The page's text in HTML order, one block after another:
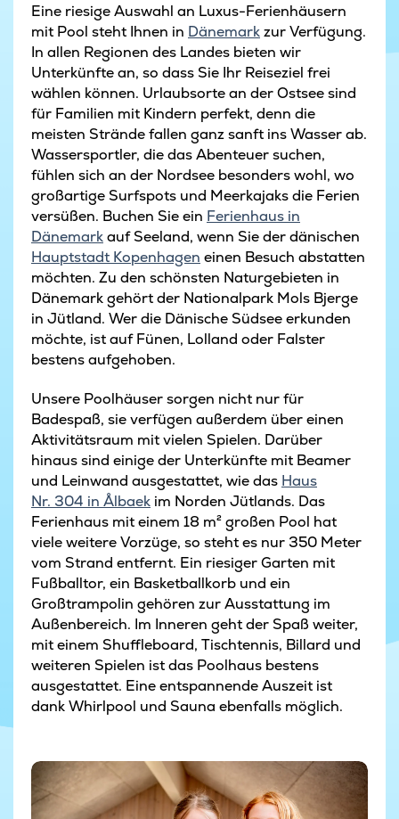
Eine riesige Auswahl an Luxus-Ferienhäusern
mit Pool steht Ihnen in Dänemarkzur Verfügung.
In allen Regionen des Landes bieten wir
Unterkünfte an, so dass Sie Ihr Reiseziel frei
wählen können. Urlaubsorte an der Ostsee sind
für Familien mit Kindern perfekt, denn die
meisten Strände fallen ganz sanft ins Wasser ab.
Wassersportler, die das Abenteuer suchen,
fühlen sich an der Nordsee besonders wohl, wo
großartige Surfspots und Meerkajaks die Ferien
versüßen. Buchen Sie ein Ferienhaus in
Dänemarkauf Seeland, wenn Sie der dänischen
Hauptstadt Kopenhagen einen Besuch abstatten
möchten. Zu den schönsten Naturgebieten in
Dänemark gehört der Nationalpark Mols Bjerge
in Jütland. Wer die Dänische Südsee erkunden
möchte, ist auf Fünen, Lolland oder Falster
bestens aufgehoben.
Unsere Poolhäuser sorgen nicht nur für
Badespaß, sie verfügen außerdem über einen
Aktivitätsraum mit vielen Spielen. Darüber
hinaus sind einige der Unterkünfte mit Beamer
und Leinwand ausgestattet, wie das Haus
Nr. 304 in Ålbaek im Norden Jütlands. Das
Ferienhaus mit einem 18 m² großen Pool hat
viele weitere Vorzüge, so steht es nur 350 Meter
vom Strand entfernt. Ein riesiger Garten mit
Fußballtor, ein Basketballkorb und ein
Großtrampolin gehören zur Ausstattung im
Außenbereich. Im Inneren geht der Spaß weiter,
mit einem Shuffleboard, Tischtennis, Billard und
weiteren Spielen ist das Poolhaus bestens
ausgestattet. Eine entspannende Auszeit ist
dank Whirlpool und Sauna ebenfalls möglich.